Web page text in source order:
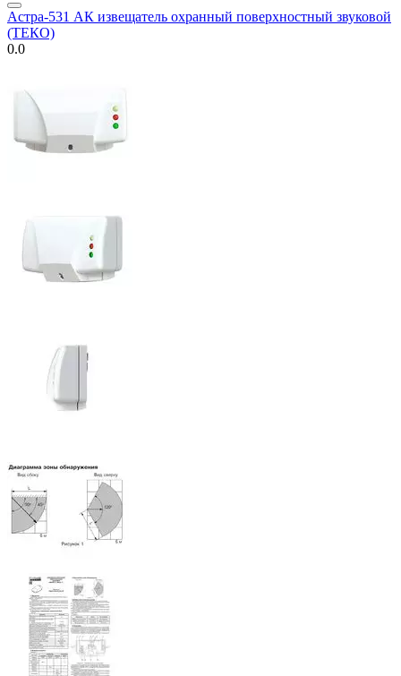
Астра-531 АК извещатель охранный поверхностный звуковой
(ТЕКО)
0.0